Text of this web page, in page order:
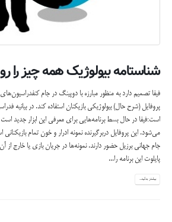
شناستامه بیولوژیک همه چیز را
پروفايل (شرح حال) بيولوژيكي بازيكنان استفاده كند. در بيانيه
است:فيفا در حال بسط برنامه‌هايي براي معرفي اين ابزار جديد
مي‌شود. اين پروفايل دربرگيرنده نمونه ادرار و خون تمام
جام جهاني برزيل حضور دارند. نمونه‌ها در جريان بازي يا خارج از
پايلوت اين برنامه را...
بیشتر بدانید...